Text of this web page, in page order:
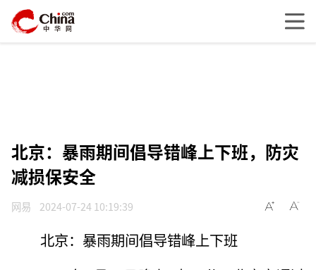
北京：暴雨期间倡导错峰上下班，防灾
减损保安全
网易 2024-07-24 10:19:39
北京：暴雨期间倡导错峰上下班